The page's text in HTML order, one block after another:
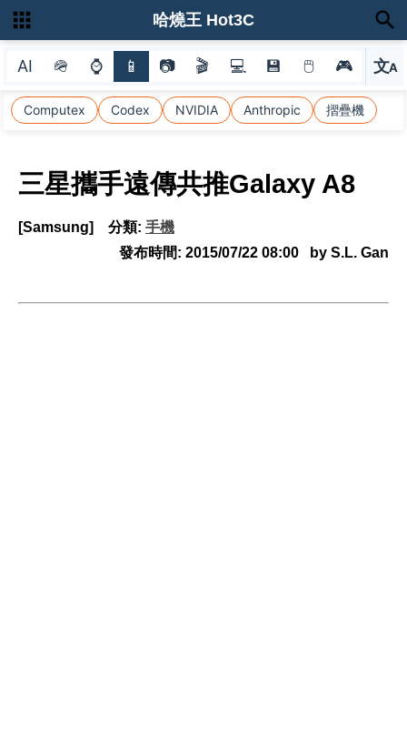
AI 🪖 ⌚ 📱 📷 🎬 💻 💾 🖱 🎮 文A
選
Computex Codex NVIDIA Anthropic 摺疊機
哈燒王 Hot3C
三星攜手遠傳共推Galaxy A8
[Samsung] 分類: 手機
發布時間: 2015/07/22 08:00 by S.L. Gan